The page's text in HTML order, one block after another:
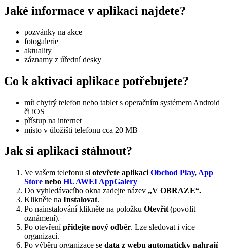
Jaké informace v aplikaci najdete?
pozvánky na akce
fotogalerie
aktuality
záznamy z úřední desky
Co k aktivaci aplikace potřebujete?
mít chytrý telefon nebo tablet s operačním systémem Android
či iOS
přístup na internet
místo v úložišti telefonu cca 20 MB
Jak si aplikaci stáhnout?
Ve vašem telefonu si otevřete aplikaci Obchod Play, App
Store nebo HUAWEI AppGalery
Do vyhledávacího okna zadejte název „V OBRAZE“.
Klikněte na Instalovat.
Po nainstalování klikněte na položku Otevřít (povolit
oznámení).
Po otevřenípřidejte nový odběr. Lze sledovat i více
organizací.
Po výběru organizace se data z webu automaticky nahrají